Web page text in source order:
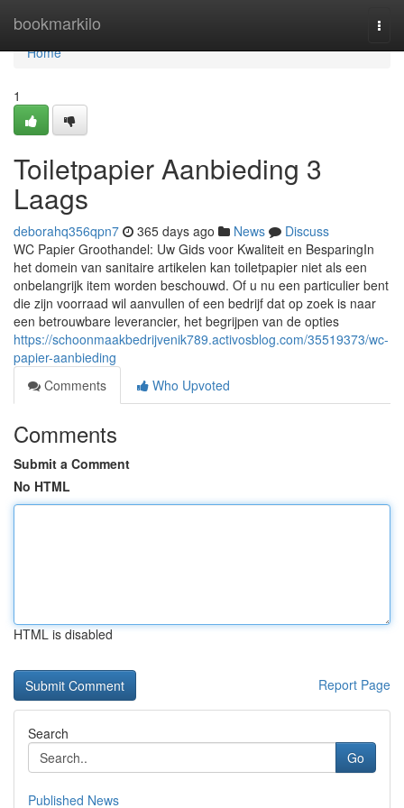
bookmarkilo
Home
Home
1
Toiletpapier Aanbieding 3
Laags
deborahq356qpn7 365 days ago News
Discuss
WC Papier Groothandel: Uw Gids voor Kwaliteit en BesparingIn
het domein van sanitaire artikelen kan toiletpapier niet als een
onbelangrijk item worden beschouwd. Of u nu een particulier bent
die zijn voorraad wil aanvullen of een bedrijf dat op zoek is naar
een betrouwbare leverancier, het begrijpen van de opties
https://schoonmaakbedrijvenik789.activosblog.com/35519373/wc-
papier-aanbieding
Comments
Who Upvoted
Comments
Submit a Comment
No HTML
HTML is disabled
Report Page
Search
Go
Published News